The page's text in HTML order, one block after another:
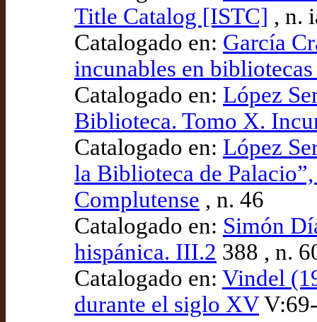
Title Catalog [ISTC] , n.
Catalogado en: García
incunables en
Catalogado en: López
Biblioteca. Tomo X.
Catalogado en: López
la Biblioteca de
Complutense , n. 46
Catalogado en: Simón
hispánica. III.2 388 , n.
Catalogado en: Vindel
durante el siglo XV